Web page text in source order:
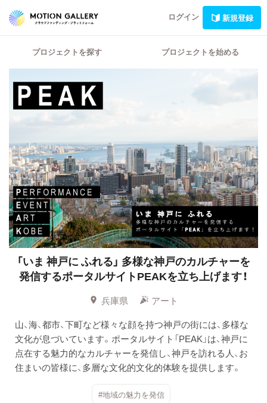
ログイン 新規登録
プロジェクトを探す プロジェクトを始める
「いま 神戸に ふれる」 多様な神戸のカルチャーを
発信するポータルサイトPEAKを立ち上げます！
兵庫県
アート
山、海、都市、下町など様々な顔を持つ神戸の街には、多様な
文化が息づいています。ポータルサイト「PEAK」は、神戸に
点在する魅力的なカルチャーを発信し、神戸を訪れる人、お
住まいの皆様に、多層な文化的文化的体験を提供します。
#地域の魅力を発信